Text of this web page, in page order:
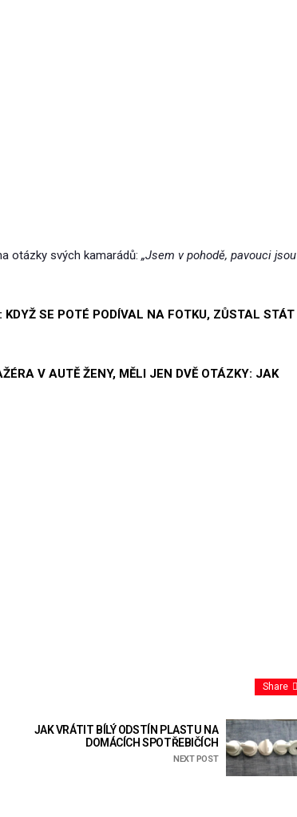
otázky svých kamarádů: „Jsem v pohodě, pavouci jsou
SE POTÉ PODÍVAL NA FOTKU, ZŮSTAL STÁT
V AUTĚ ŽENY, MĚLI JEN DVĚ OTÁZKY: JAK
Share
JAK VRÁTIT BÍLÝ ODSTÍN PLASTU NA
DOMÁCÍCH SPOTŘEBIČÍCH
NEXT POST